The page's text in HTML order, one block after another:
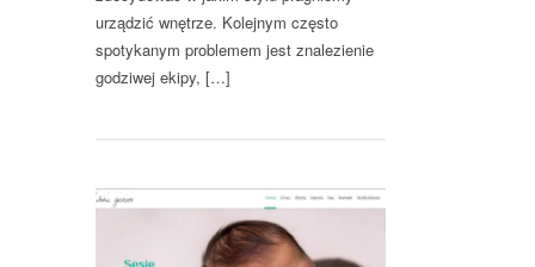
urządzić wnętrze. Kolejnym często
spotykanym problemem jest znalezienie
godziwej ekipy, […]